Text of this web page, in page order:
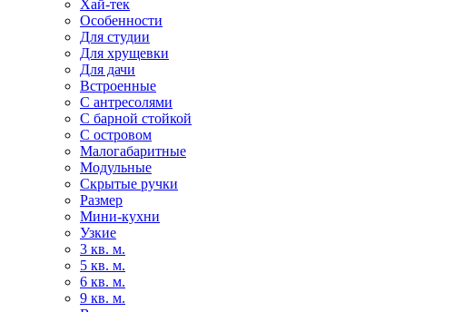
Хай-тек
Особенности
Для студии
Для хрущевки
Для дачи
Встроенные
С антресолями
С барной стойкой
С островом
Малогабаритные
Модульные
Скрытые ручки
Размер
Мини-кухни
Узкие
3 кв. м.
5 кв. м.
6 кв. м.
9 кв. м.